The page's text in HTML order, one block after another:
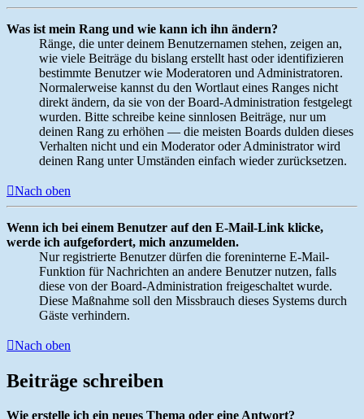
Was ist mein Rang und wie kann ich ihn ändern?
Ränge, die unter deinem Benutzernamen stehen, zeigen an,
wie viele Beiträge du bislang erstellt hast oder identifizieren
bestimmte Benutzer wie Moderatoren und Administratoren.
Normalerweise kannst du den Wortlaut eines Ranges nicht
direkt ändern, da sie von der Board-Administration festgelegt
wurden. Bitte schreibe keine sinnlosen Beiträge, nur um
deinen Rang zu erhöhen — die meisten Boards dulden dieses
Verhalten nicht und ein Moderator oder Administrator wird
deinen Rang unter Umständen einfach wieder zurücksetzen.
Nach oben
Wenn ich bei einem Benutzer auf den E-Mail-Link klicke,
werde ich aufgefordert, mich anzumelden.
Nur registrierte Benutzer dürfen die foreninterne E-Mail-
Funktion für Nachrichten an andere Benutzer nutzen, falls
diese von der Board-Administration freigeschaltet wurde.
Diese Maßnahme soll den Missbrauch dieses Systems durch
Gäste verhindern.
Nach oben
Beiträge schreiben
Wie erstelle ich ein neues Thema oder eine Antwort?